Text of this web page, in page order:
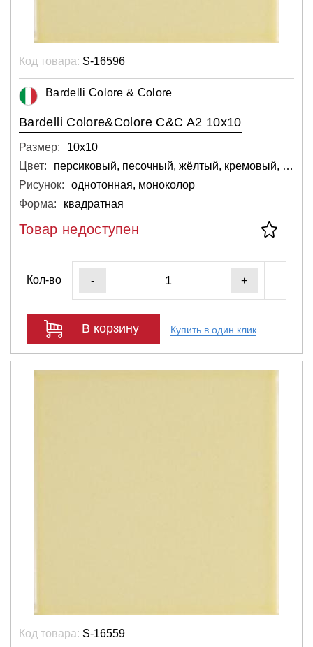
Код товара: S-16596
Bardelli Colore & Colore
Bardelli Colore&Colore C&C A2 10x10
Размер:
10х10
Цвет:
персиковый, песочный, жёлтый, кремовый, светло-серый, светлый
Рисунок:
однотонная, моноколор
Форма:
квадратная
Товар недоступен
Кол-во - +
В корзину Купить в один клик
Код товара: S-16559